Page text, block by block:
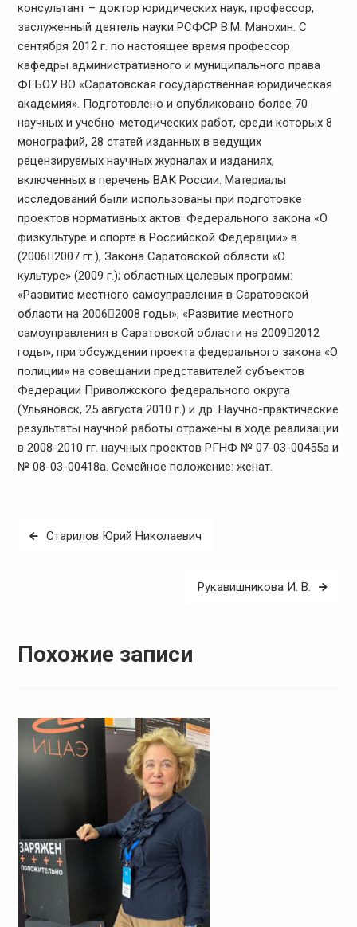
консультант – доктор юридических наук, профессор,
заслуженный деятель науки РСФСР В.М. Манохин. С
сентября 2012 г. по настоящее время профессор
кафедры административного и муниципального права
ФГБОУ ВО «Саратовская государственная юридическая
академия». Подготовлено и опубликовано более 70
научных и учебно-методических работ, среди которых 8
монографий, 28 статей изданных в ведущих
рецензируемых научных журналах и изданиях,
включенных в перечень ВАК России. Материалы
исследований были использованы при подготовке
проектов нормативных актов: Федерального закона «О
физкультуре и спорте в Российской Федерации» в
(20062007 гг.), Закона Саратовской области «О
культуре» (2009 г.); областных целевых программ:
«Развитие местного самоуправления в Саратовской
области на 20062008 годы», «Развитие местного
самоуправления в Саратовской области на 20092012
годы», при обсуждении проекта федерального закона «О
полиции» на совещании представителей субъектов
Федерации Приволжского федерального округа
(Ульяновск, 25 августа 2010 г.) и др. Научно-практические
результаты научной работы отражены в ходе реализации
в 2008-2010 гг. научных проектов РГНФ № 07-03-00455а и
№ 08-03-00418а. Семейное положение: женат.
Навигация
Старилов Юрий Николаевич
Рукавишникова И. В.
Похожие записи